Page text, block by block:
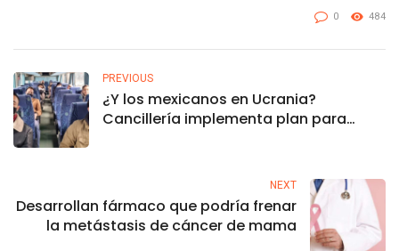
0 484
PREVIOUS
¿Y los mexicanos en Ucrania?
Cancillería implementa plan para
NEXT
Desarrollan fármaco que podría frenar
la metástasis de cáncer de mama